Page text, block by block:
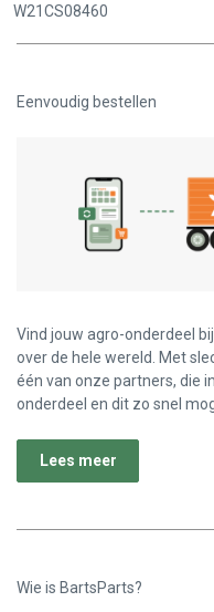
W21CS08460
Eenvoudig bestellen
Vind jouw agro-onderdeel
over de hele wereld. Met
één van onze partners, die
onderdeel en dit zo snel
Lees meer
Wie is BartsParts?